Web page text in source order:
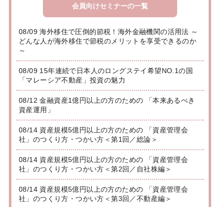
会員向けセミナーの一覧
08/09 海外移住で圧倒的節税！海外金融機関の活用法 ～
どんな人が海外移住で節税のメリットを享受できるのか
～
08/09 15年連続で日本人のロングステイ希望NO.1の国
「マレーシア不動産」投資の魅力
08/12 金融資産1億円以上の方のための 「本来あるべき
資産運用」
08/14 資産規模5億円以上の方のための 「資産管理会
社」のつくり方・つかい方＜第1回／総論＞
08/14 資産規模5億円以上の方のための 「資産管理会
社」のつくり方・つかい方＜第2回／自社株編＞
08/14 資産規模5億円以上の方のための 「資産管理会
社」のつくり方・つかい方＜第3回／不動産編＞